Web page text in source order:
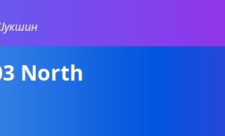
North